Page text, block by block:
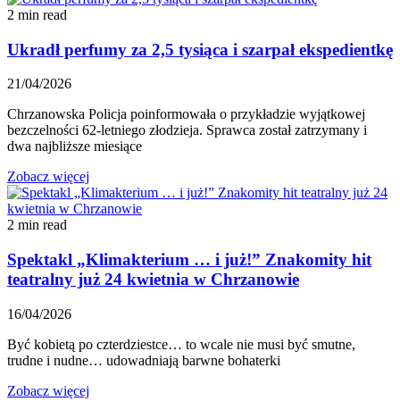
2 min read
Ukradł perfumy za 2,5 tysiąca i szarpał ekspedientkę
21/04/2026
Chrzanowska Policja poinformowała o przykładzie wyjątkowej
bezczelności 62-letniego złodzieja. Sprawca został zatrzymany i
dwa najbliższe miesiące
Zobacz więcej
2 min read
Spektakl „Klimakterium … i już!” Znakomity hit
teatralny już 24 kwietnia w Chrzanowie
16/04/2026
Być kobietą po czterdziestce… to wcale nie musi być smutne,
trudne i nudne… udowadniają barwne bohaterki
Zobacz więcej